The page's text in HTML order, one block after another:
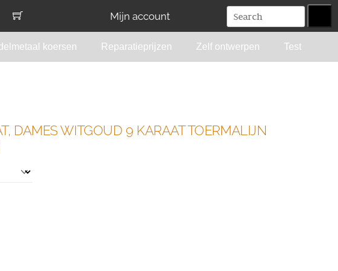
Mijn account
koersen Reparatieprijzen Zelf ontwerpen Test
DAMES WITGOUD 9 KARAAT TOERMALIJN